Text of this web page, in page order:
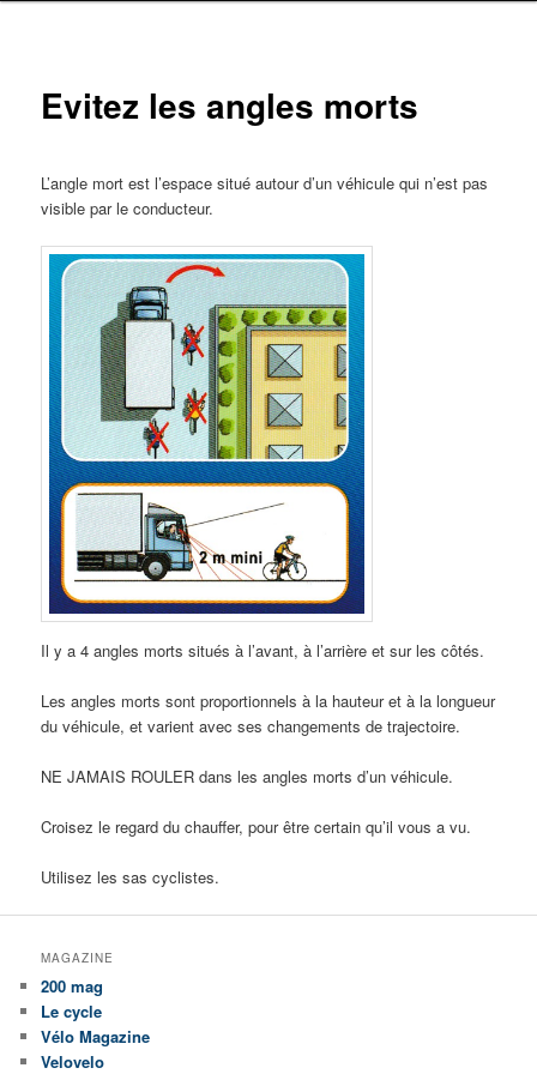
Evitez les angles morts
L’angle mort est l’espace situé autour d’un véhicule qui n’est pas
visible par le conducteur.
Il y a 4 angles morts situés à l’avant, à l’arrière et sur les côtés.
Les angles morts sont proportionnels à la hauteur et à la longueur
du véhicule, et varient avec ses changements de trajectoire.
NE JAMAIS ROULER dans les angles morts d’un véhicule.
Croisez le regard du chauffer, pour être certain qu’il vous a vu.
Utilisez les sas cyclistes.
MAGAZINE
200 mag
Le cycle
Vélo Magazine
Velovelo